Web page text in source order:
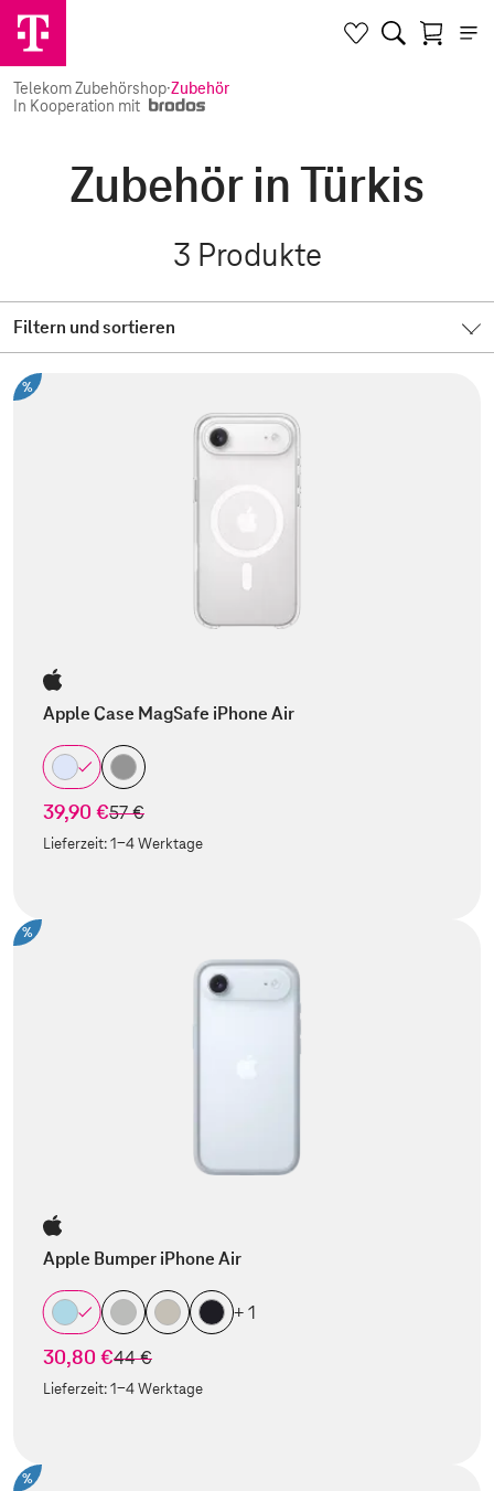
Telekom Zubehörshop·Zubehör
In Kooperation mit
Zubehör in Türkis
3 Produkte
Filtern und sortieren
%
Apple Case MagSafe iPhone Air
39,90 €statt
57 €
Lieferzeit:1-4 Werktage
%
Apple Bumper iPhone Air
+ 1
30,80 €statt
44 €
Lieferzeit:1-4 Werktage
%